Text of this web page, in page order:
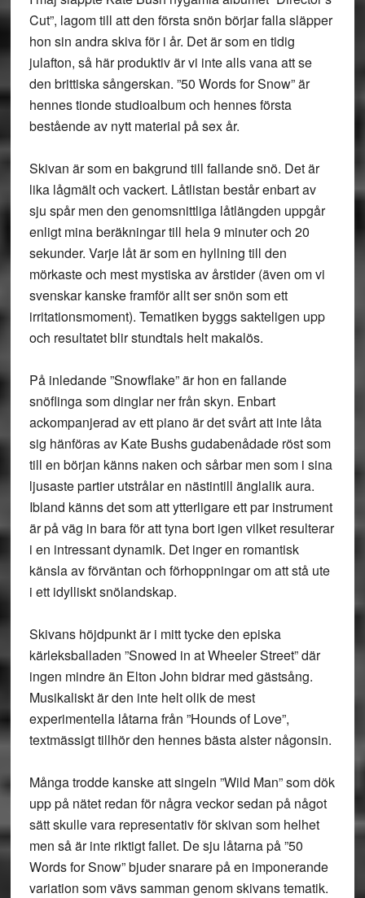
Cut”, lagom till att den första snön börjar falla släpper
hon sin andra skiva för i år. Det är som en tidig
julafton, så här produktiv är vi inte alls vana att se
den brittiska sångerskan. ”50 Words for Snow” är
hennes tionde studioalbum och hennes första
bestående av nytt material på sex år.
Skivan är som en bakgrund till fallande snö. Det är
lika lågmält och vackert. Låtlistan består enbart av
sju spår men den genomsnittliga låtlängden uppgår
enligt mina beräkningar till hela 9 minuter och 20
sekunder. Varje låt är som en hyllning till den
mörkaste och mest mystiska av årstider (även om vi
svenskar kanske framför allt ser snön som ett
irritationsmoment). Tematiken byggs sakteligen upp
och resultatet blir stundtals helt makalös.
På inledande ”Snowflake” är hon en fallande
snöflinga som dinglar ner från skyn. Enbart
ackompanjerad av ett piano är det svårt att inte låta
sig hänföras av Kate Bushs gudabenådade röst som
till en början känns naken och sårbar men som i sina
ljusaste partier utstrålar en nästintill änglalik aura.
Ibland känns det som att ytterligare ett par instrument
är på väg in bara för att tyna bort igen vilket resulterar
i en intressant dynamik. Det inger en romantisk
känsla av förväntan och förhoppningar om att stå ute
i ett idylliskt snölandskap.
Skivans höjdpunkt är i mitt tycke den episka
kärleksballaden ”Snowed in at Wheeler Street” där
ingen mindre än Elton John bidrar med gästsång.
Musikaliskt är den inte helt olik de mest
experimentella låtarna från ”Hounds of Love”,
textmässigt tillhör den hennes bästa alster någonsin.
Många trodde kanske att singeln ”Wild Man” som dök
upp på nätet redan för några veckor sedan på något
sätt skulle vara representativ för skivan som helhet
men så är inte riktigt fallet. De sju låtarna på ”50
Words for Snow” bjuder snarare på en imponerande
variation som vävs samman genom skivans tematik.